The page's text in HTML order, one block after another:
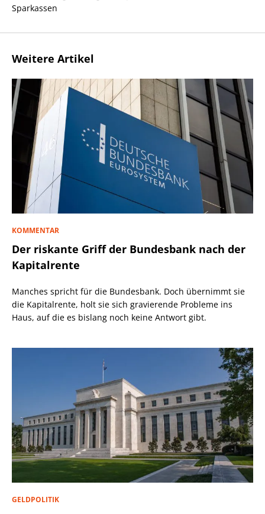
Sparkassen
Weitere Artikel
KOMMENTAR
Der riskante Griff der Bundesbank nach der
Kapitalrente
Manches spricht für die Bundesbank. Doch übernimmt sie
die Kapitalrente, holt sie sich gravierende Probleme ins
Haus, auf die es bislang noch keine Antwort gibt.
GELDPOLITIK